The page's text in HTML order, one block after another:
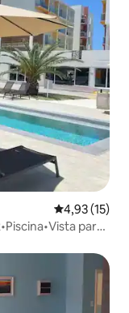
4,93 de uma
4,93 (15)
para